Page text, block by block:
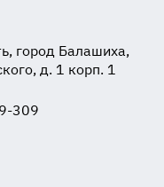
город Балашиха,
д. 1 корп. 1
309